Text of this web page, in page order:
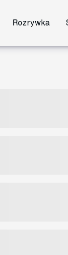
Rozrywka